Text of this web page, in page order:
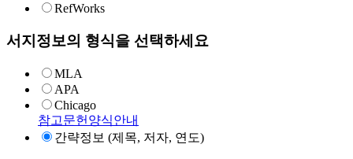
RefWorks
서지정보의 형식을 선택하세요
MLA
APA
Chicago
참고문헌양식안내
간략정보 (제목, 저자, 연도)